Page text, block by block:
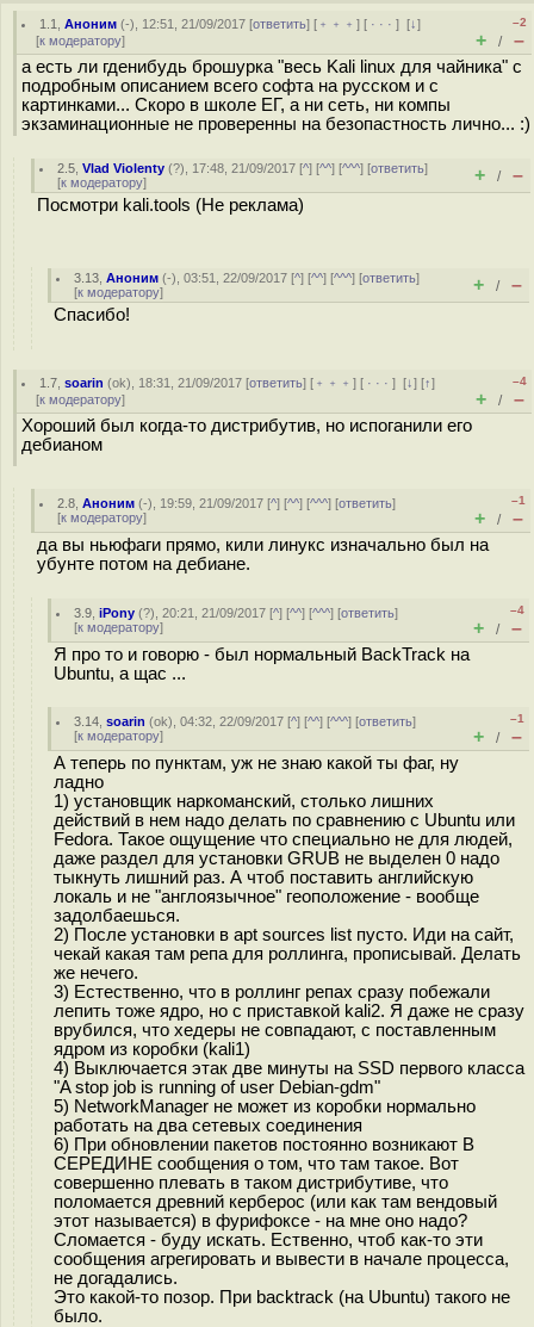
1.1 ,Аноним (-), 12:51, 21/09/2017 [ответить] [ ﹢﹢﹢] [ · · ·][↓]
[к модератору]
–2
+ / –
а есть ли гденибудь брошурка "весь Kali linux для чайника" с
подробным описанием всего софта на русском и с
картинками... Скоро в школе ЕГ, а ни сеть, ни компы
экзаминационные не проверенны на безопастность лично... :)
2.5 ,Vlad Violenty (?), 17:48, 21/09/2017 [^] [^^] [^^^] [ответить]
[к модератору] + / –
Посмотри kali.tools (Не реклама)
3.13 ,Аноним (-), 03:51, 22/09/2017 [^] [^^] [^^^] [ответить]
[к модератору] + / –
Спасибо!
1.7 ,soarin (ok), 18:31, 21/09/2017 [ответить] [ ﹢﹢﹢] [ · · ·][↓] [↑]
[к модератору]
–4
+ / –
Хороший был когда-то дистрибутив, но испоганили его
дебианом
2.8 ,Аноним (-), 19:59, 21/09/2017 [^] [^^] [^^^] [ответить]
[к модератору]
–1
+ / –
да вы ньюфаги прямо, кили линукс изначально был на
убунте потом на дебиане.
3.9 ,iPony (?), 20:21, 21/09/2017 [^] [^^] [^^^] [ответить]
[к модератору]
–4
+ / –
Я про то и говорю - был нормальный BackTrack на
Ubuntu, а щас ...
3.14 ,soarin (ok), 04:32, 22/09/2017 [^] [^^] [^^^] [ответить]
[к модератору]
–1
+ / –
А теперь по пунктам, уж не знаю какой ты фаг, ну
ладно
1) установщик наркоманский, столько лишних
действий в нем надо делать по сравнению с Ubuntu или
Fedora. Такое ощущение что специально не для людей,
даже раздел для установки GRUB не выделен 0 надо
тыкнуть лишний раз. А чтоб поставить английскую
локаль и не "англоязычное" геоположение - вообще
задолбаешься.
2) После установки в apt sources list пусто. Иди на сайт,
чекай какая там репа для роллинга, прописывай. Делать
же нечего.
3) Естественно, что в роллинг репах сразу побежали
лепить тоже ядро, но с приставкой kali2. Я даже не сразу
врубился, что хедеры не совпадают, с поставленным
ядром из коробки (kali1)
4) Выключается этак две минуты на SSD первого класса
"A stop job is running of user Debian-gdm"
5) NetworkManager не может из коробки нормально
работать на два сетевых соединения
6) При обновлении пакетов постоянно возникают В
СЕРЕДИНЕ сообщения о том, что там такое. Вот
совершенно плевать в таком дистрибутиве, что
поломается древний керберос (или как там вендовый
этот называется) в фурифоксе - на мне оно надо?
Сломается - буду искать. Ественно, чтоб как-то эти
сообщения агрегировать и вывести в начале процесса,
не догадались.
Это какой-то позор. При backtrack (на Ubuntu) такого не
было.